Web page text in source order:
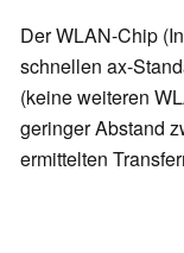
Der WLAN-Chip
schnellen ax-
(keine weiteren
geringer Abstand
ermittelten